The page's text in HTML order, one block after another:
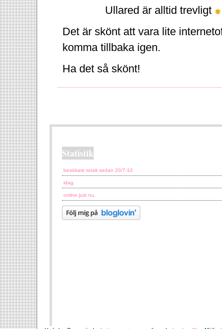
Ullared är alltid trevligt
Det är skönt att vara lite
komma tillbaka igen.
Ha det så skönt!
Statistik
besökare totalt sedan 20/7-10
idag.
online just nu.